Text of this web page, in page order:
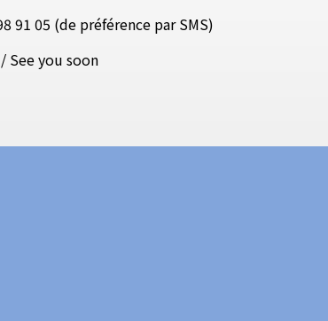
91 05 (de préférence par SMS)
See you soon